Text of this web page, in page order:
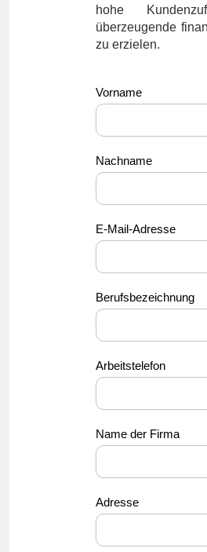
hohe
überzeugende
zu erzielen.
ss_german11
Vorname
Nachname
E-Mail-Adresse
Berufsbezeichnung
Arbeitstelefon
Name der Firma
Adresse